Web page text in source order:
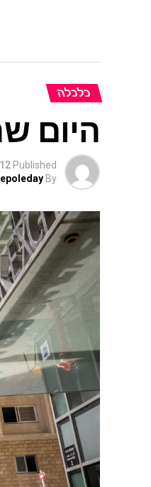
כלכלה
היום
Published 12 חודשים ago
By